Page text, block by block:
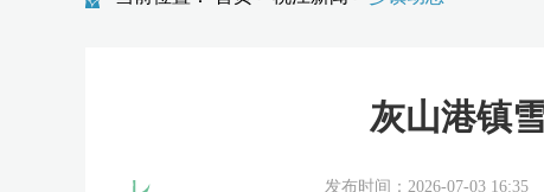
灰山港镇
发布时间：2026-07-03 16:35